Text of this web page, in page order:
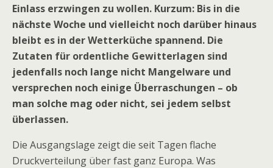
Einlass erzwingen zu wollen. Kurzum: Bis in die
nächste Woche und vielleicht noch darüber hinaus
bleibt es in der Wetterküche spannend. Die
Zutaten für ordentliche Gewitterlagen sind
jedenfalls noch lange nicht Mangelware und
versprechen noch einige Überraschungen – ob
man solche mag oder nicht, sei jedem selbst
überlassen.
Die Ausgangslage zeigt die seit Tagen flache
Druckverteilung über fast ganz Europa. Was